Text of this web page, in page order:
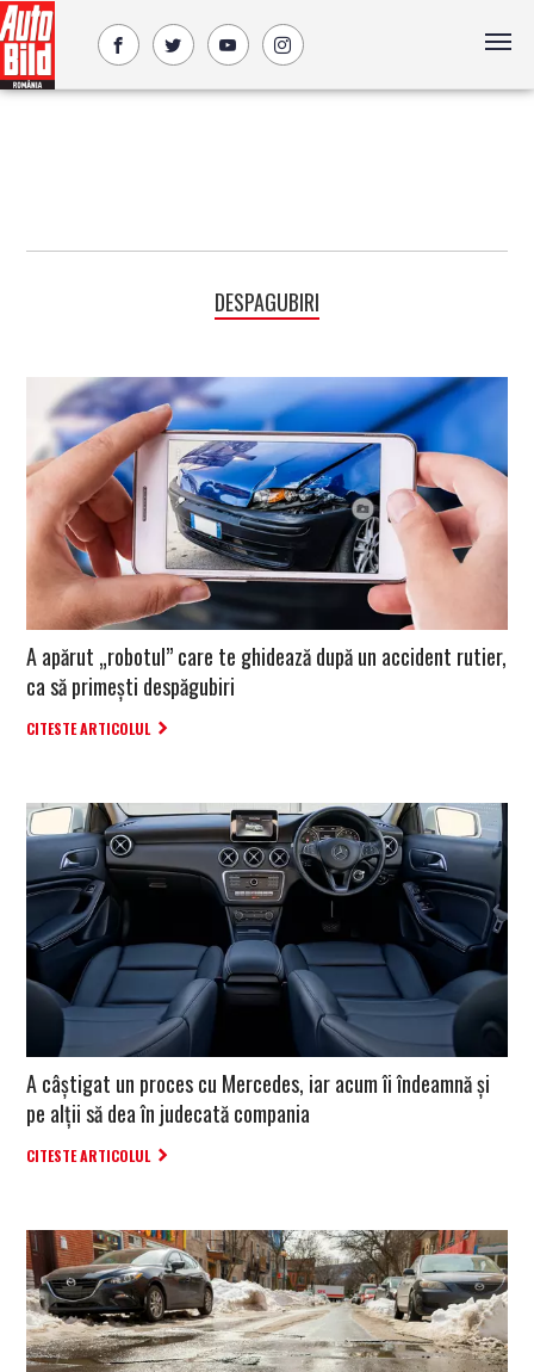
DESPAGUBIRI
A apărut „robotul” care te ghidează după un accident rutier,
ca să primești despăgubiri
CITESTE ARTICOLUL
A câștigat un proces cu Mercedes, iar acum îi îndeamnă și
pe alții să dea în judecată compania
CITESTE ARTICOLUL